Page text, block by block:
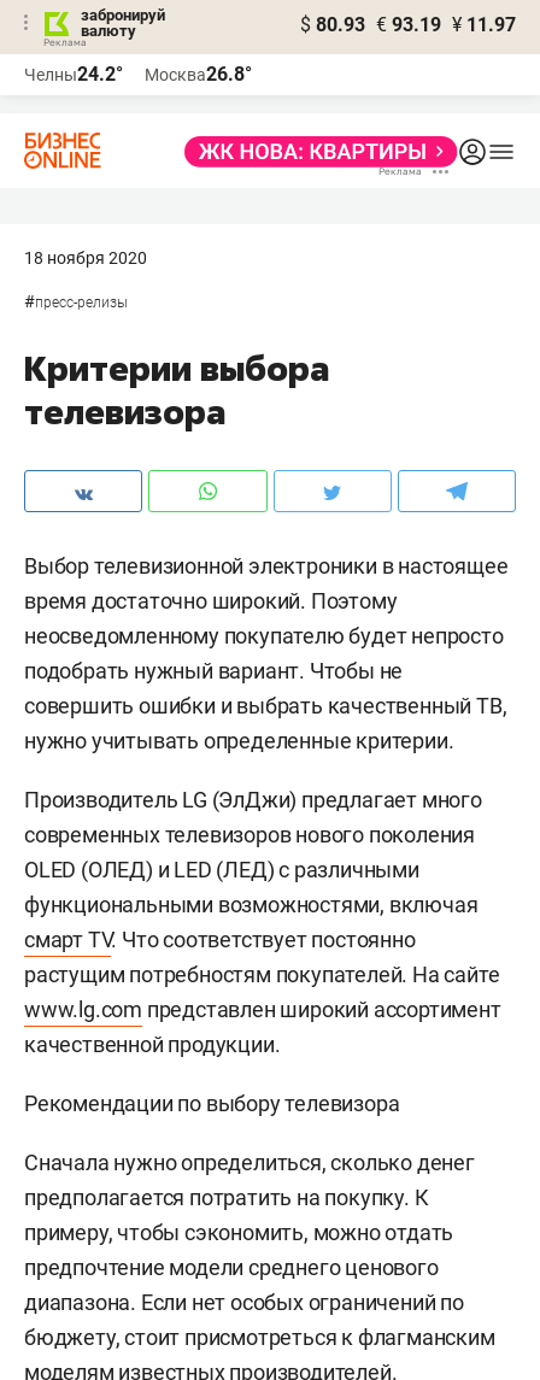
забронируй
валюту
$ 80.93 € 93.19 ¥ 11.97
Челны24.2° Москва26.8°
18 ноября 2020
#пресс-релизы
Критерии выбора
телевизора
Выбор телевизионной электроники в настоящее
время достаточно широкий. Поэтому
неосведомленному покупателю будет непросто
подобрать нужный вариант. Чтобы не
совершить ошибки и выбрать качественный ТВ,
нужно учитывать определенные критерии.
Производитель LG (ЭлДжи) предлагает много
современных телевизоров нового поколения
OLED (ОЛЕД) и LED (ЛЕД) с различными
функциональными возможностями, включая
смарт TV. Что соответствует постоянно
растущим потребностям покупателей. На сайте
www.lg.com представлен широкий ассортимент
качественной продукции.
Рекомендации по выбору телевизора
Сначала нужно определиться, сколько денег
предполагается потратить на покупку. К
примеру, чтобы сэкономить, можно отдать
предпочтение модели среднего ценового
диапазона. Если нет особых ограничений по
бюджету, стоит присмотреться к флагманским
моделям известных производителей.